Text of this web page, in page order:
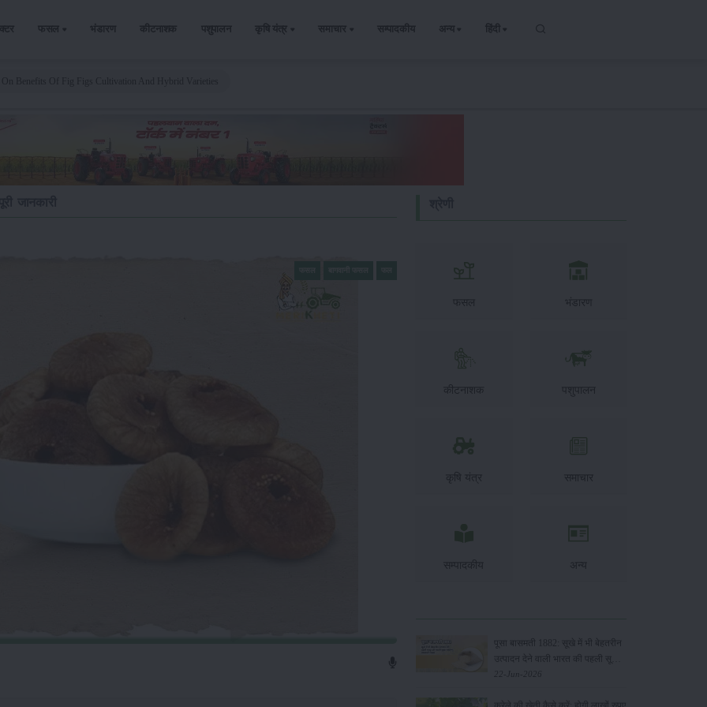
फसल भंडारण कीटनाशक पशुपालन कृषि यंत्र समाचार सम्पादकीय अन्य हिंदी
फसल भंडारण
कीटनाशक पशुपालन
कृषि यंत्र समाचार
सम्पादकीय अन्य
पूसा बासमती 1882: सूखे में भी बेहतरीन
उत्पादन देने वाली भारत की पहली सूखा-
सहिष्णु बासमती किस्म
22-Jun-2026